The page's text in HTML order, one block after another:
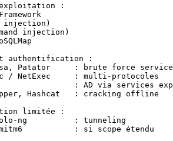
:
injection)
injection)
authentification :
Patator     : brute force
/ NetExec     : multi-protocoles
: AD via services
Hashcat   : cracking offline
limitée :
ng          : tunneling
: si scope étendu